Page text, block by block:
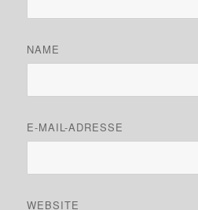
NAME
E-MAIL-ADRESSE
WEBSITE